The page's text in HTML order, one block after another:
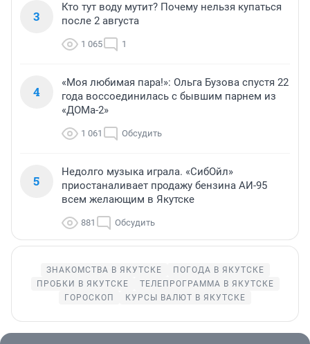
3
Кто тут воду мутит? Почему нельзя купаться
после 2 августа
1 065 1
4
«Моя любимая пара!»: Ольга Бузова спустя 22
года воссоединилась с бывшим парнем из
«ДОМа-2»
1 061 Обсудить
5
Недолго музыка играла. «СибОйл»
приостаналивает продажу бензина АИ-95
всем желающим в Якутске
881 Обсудить
ЗНАКОМСТВА В ЯКУТСКЕ
ПОГОДА В ЯКУТСКЕ
ПРОБКИ В ЯКУТСКЕ
ТЕЛЕПРОГРАММА В ЯКУТСКЕ
ГОРОСКОП
КУРСЫ ВАЛЮТ В ЯКУТСКЕ